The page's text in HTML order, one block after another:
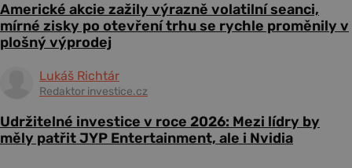
Americké akcie zažily výrazně volatilní seanci,
mírné zisky po otevření trhu se rychle proměnily v
plošný výprodej
Lukáš Richtár
Redaktor investice.cz
Udržitelné investice v roce 2026: Mezi lídry by
měly patřit JYP Entertainment, ale i Nvidia